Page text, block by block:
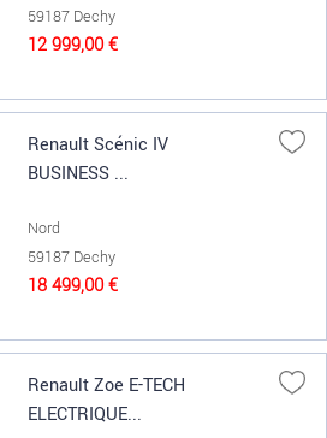
59187 Dechy
12 999,00 €
Renault Scénic IV
BUSINESS ...
Nord
59187 Dechy
18 499,00 €
Renault Zoe E-TECH
ELECTRIQUE...